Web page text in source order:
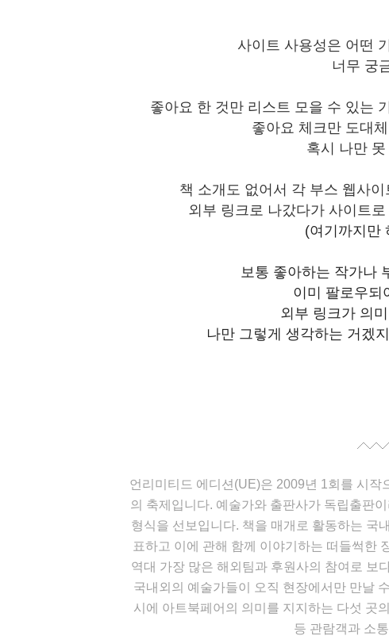
사이트 사용성은 어떤
너무 궁
좋아요 한 것만 리스트 모을 수 있는
좋아요 체크만 도대
혹시 나만
책 소개도 없어서 각 부스 웹사
외부 링크로 나갔다가 사이트
(여기까지만
보통 좋아하는 작가나
이미 팔로우되
외부 링크가 의
나만 그렇게 생각하는 거겠
언리미티드 에디션(UE)은 2009년 1회를 시
의 축제입니다. 예술가와 출판사가 독립출판
형식을 선보입니다. 책을 매개로 활동하는 국
표하고 이에 관해 함께 이야기하는 떠들썩한
역대 가장 많은 해외팀과 후원사의 참여로 보
국내외의 예술가들이 오직 현장에서만 만날
시에 아트북페어의 의미를 지지하는 다섯 곳
등 관람객과 소